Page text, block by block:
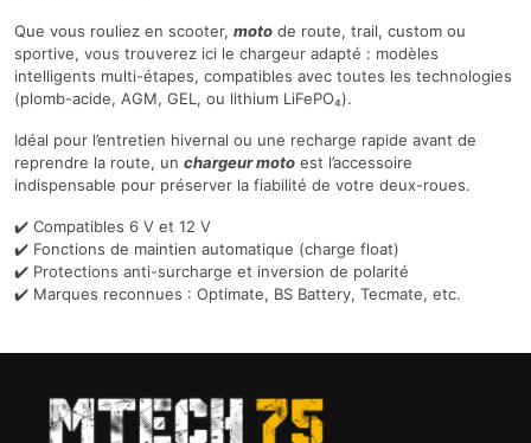
Que vous rouliez en scooter, moto de route, trail, custom ou
sportive, vous trouverez ici le chargeur adapté : modèles
intelligents multi-étapes, compatibles avec toutes les technologies
(plomb-acide, AGM, GEL, ou lithium LiFePO₄).
Idéal pour l’entretien hivernal ou une recharge rapide avant de
reprendre la route, un chargeur moto est l’accessoire
indispensable pour préserver la fiabilité de votre deux-roues.
✔️ Compatibles 6 V et 12 V
✔️ Fonctions de maintien automatique (charge float)
✔️ Protections anti-surcharge et inversion de polarité
✔️ Marques reconnues : Optimate, BS Battery, Tecmate, etc.